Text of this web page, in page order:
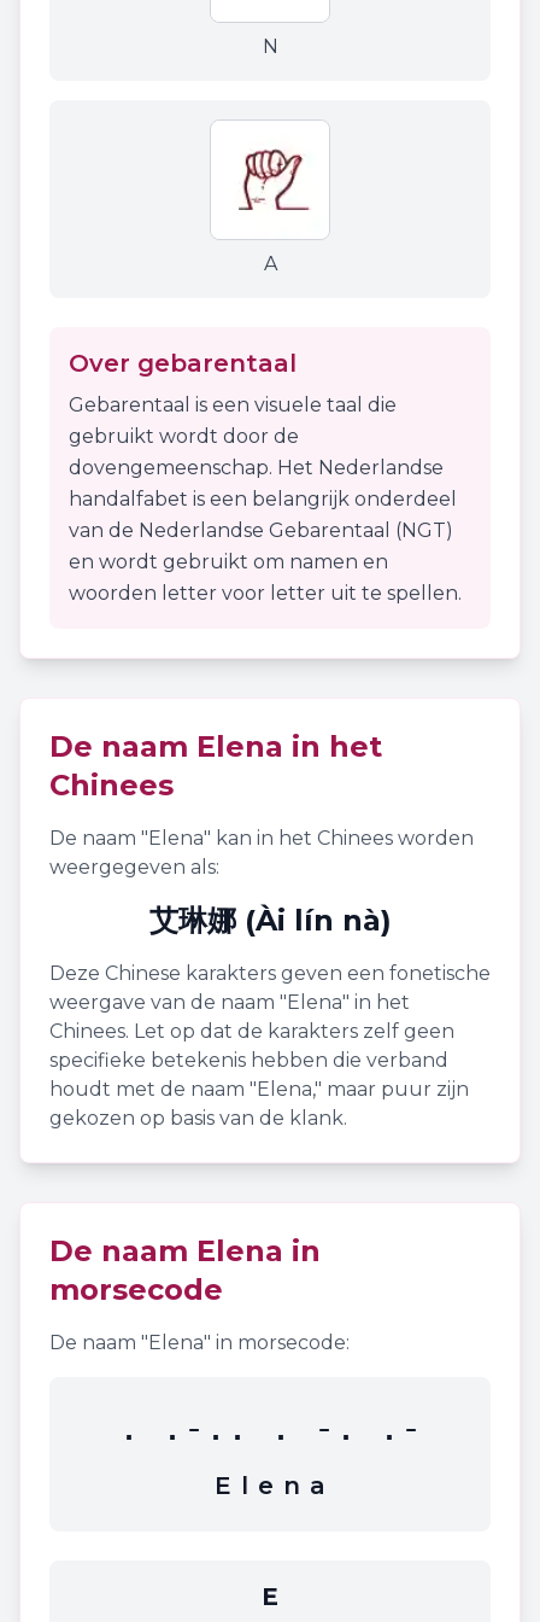
N
A
Over gebarentaal
Gebarentaal is een visuele taal die
gebruikt wordt door de
dovengemeenschap. Het Nederlandse
handalfabet is een belangrijk onderdeel
van de Nederlandse Gebarentaal (NGT)
en wordt gebruikt om namen en
woorden letter voor letter uit te spellen.
De naam Elena in het
Chinees
De naam "Elena" kan in het Chinees worden
weergegeven als:
艾琳娜 (Ài lín nà)
Deze Chinese karakters geven een fonetische
weergave van de naam "Elena" in het
Chinees. Let op dat de karakters zelf geen
specifieke betekenis hebben die verband
houdt met de naam "Elena," maar puur zijn
gekozen op basis van de klank.
De naam Elena in
morsecode
De naam "Elena" in morsecode:
. .-.. . -. .-
E l e n a
E